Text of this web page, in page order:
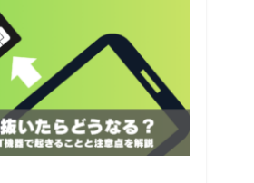
として「GPT-5.5 Insta